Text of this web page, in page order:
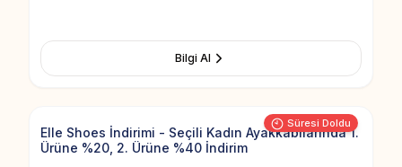
Bilgi Al
Süresi Doldu
Add to
Elle Shoes İndirimi - Seçili Kadın Ayakkabılarında 1.
Ürüne %20, 2. Ürüne %40 İndirim